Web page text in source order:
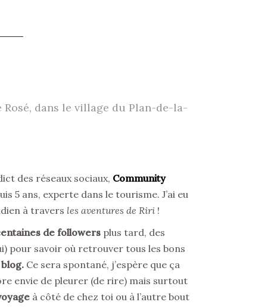
dans le village du Plan-de-la-
des réseaux sociaux, Community
5 ans, experte dans le tourisme. J’ai eu
à travers les aventures de Riri !
de followers plus tard, des
pour savoir où retrouver tous les bons
Ce sera spontané, j’espère que ça
envie de pleurer (de rire) mais surtout
à côté de chez toi ou à l’autre bout